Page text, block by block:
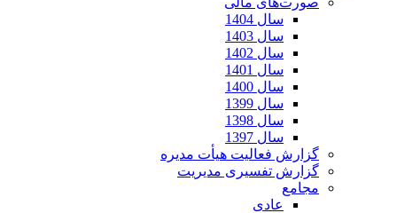
سال 1404
سال 1403
سال 1402
سال 1401
سال 1400
سال 1399
سال 1398
سال 1397
گزارش فعالیت هیأت مدیره
گزارش تفسیری مدیریت
مجامع
عادی